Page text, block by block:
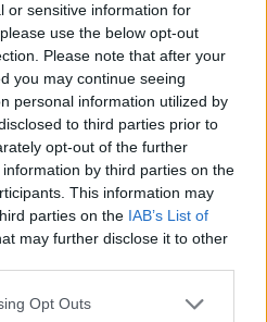
or sensitive information for
use the below opt-out
Please note that after your
you may continue seeing
personal information utilized by
to third parties prior to
opt-out of the further
by third parties on the
This information may
parties on the IAB’s List of
may further disclose it to other
Opt Outs